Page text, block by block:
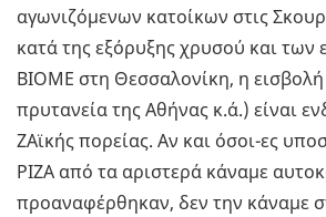
αγω­νι­ζό­με­νων κα­τοί­κων στις
κατά της εξό­ρυ­ξης χρυ­σού και των
ΒΙΟΜΕ στη Θεσ­σα­λο­νί­κη, η
πρυ­τα­νεία της Αθή­νας κ.ά.) είναι
ΖΑϊ­κής πο­ρεί­ας. Αν και όσοι-ες
ΡΙ­ΖΑ από τα αρι­στε­ρά κά­να­με
προ­α­να­φέρ­θη­καν, δεν την κά­να­με